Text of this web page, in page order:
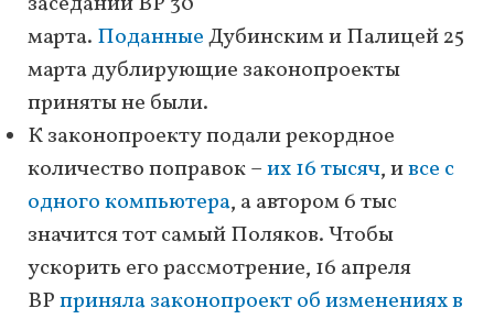
марта. ПоданныеДубинским и Палицей 25
марта дублирующие законопроекты
приняты не были.
К законопроекту подали рекордное
количество поправок –их 16 тысяч, ивсе с
одного компьютера, а автором 6 тыс
значится тот самый Поляков. Чтобы
ускорить его рассмотрение, 16 апреля
ВРприняла законопроект об изменениях в